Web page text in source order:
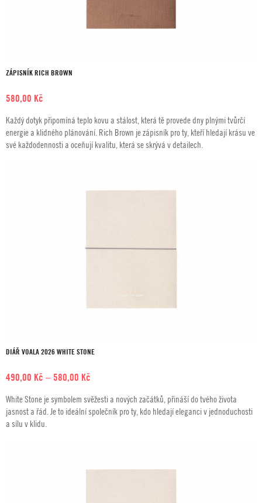
ZÁPISNÍK RICH BROWN
580,00 Kč
Každý dotyk připomíná teplo kovu a stálost, která tě provede dny plnými tvůrčí
energie a klidného plánování. Rich Brown je zápisník pro ty, kteří hledají krásu ve
své každodennosti a oceňují kvalitu, která se skrývá v detailech.
DIÁŘ VOALA 2026 WHITE STONE
490,00 Kč –580,00 Kč
490,00 Kč
až
White Stone je symbolem svěžesti a nových začátků, přináší do tvého života
jasnost a řád. Je to ideální společník pro ty, kdo hledají eleganci v jednoduchosti
a sílu v klidu.